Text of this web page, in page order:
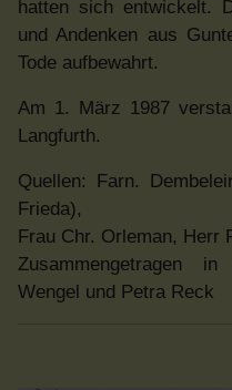
hatten sich entwickelt.
und Andenken aus
Tode aufbewahrt.
Am 1. März 1987
Langfurth.
Quellen: Farn.
Frieda),
Frau Chr. Orleman, Herr
Zusammengetragen
Wengel und Petra Reck